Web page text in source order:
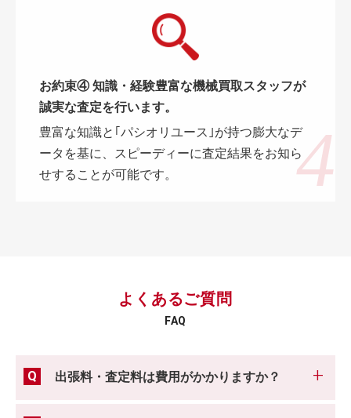
お約束④ 知識・経験豊富な機械買取スタッフが
誠実な査定を行います。
豊富な知識と｢パシオリユース｣が持つ膨大なデ
ータを基に、スピーディーに査定結果をお知ら
せすることが可能です。
よくあるご質問
FAQ
出張料・査定料は費用がかかりますか？